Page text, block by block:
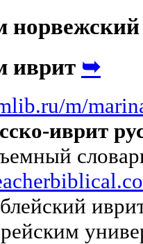
иврит ➥
m/
иврит